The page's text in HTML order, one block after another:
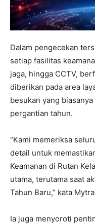
Dalam pengecekan
setiap fasilitas
jaga, hingga CCTV,
diberikan pada area
besukan yang
pergantian tahun.
“Kami memeriksa
detail untuk
Keamanan di Rutan
utama, terutama saat
Tahun Baru,” kata
Ia juga menyoroti